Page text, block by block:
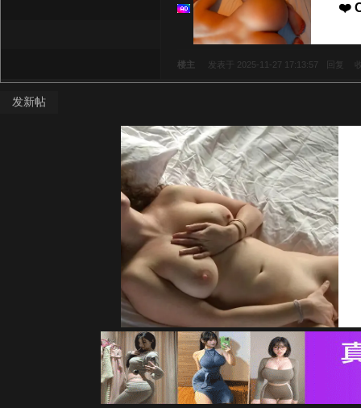
❤️
楼主 发表于 2025-11-27 17:13:57 回复
发新帖